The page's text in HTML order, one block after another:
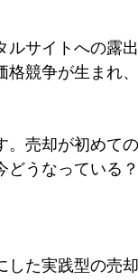
サイトへの露
競争が生まれ
売却が初めて
うなっている
した実践型の売